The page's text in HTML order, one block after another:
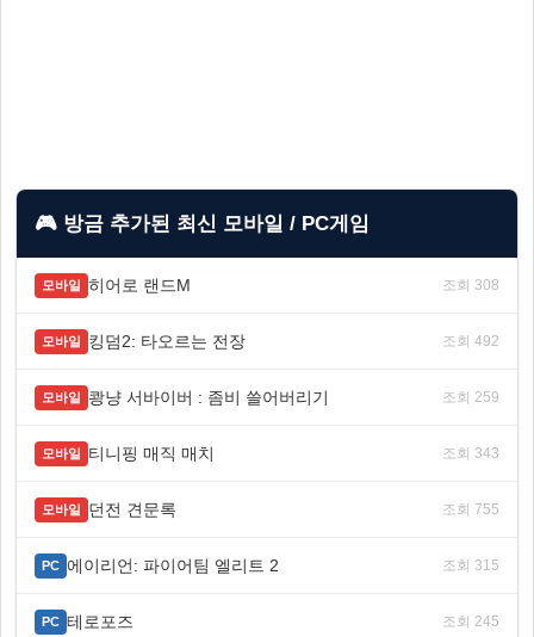
🎮 방금 추가된 최신 모바일 / PC게임
모바일 히어로 랜드M 조회 308
모바일 킹덤2: 타오르는 전장 조회 492
모바일 쾅냥 서바이버 : 좀비 쓸어버리기 조회 259
모바일 티니핑 매직 매치 조회 343
모바일 던전 견문록 조회 755
PC 에이리언: 파이어팀 엘리트 2 조회 315
PC 테로포즈 조회 245